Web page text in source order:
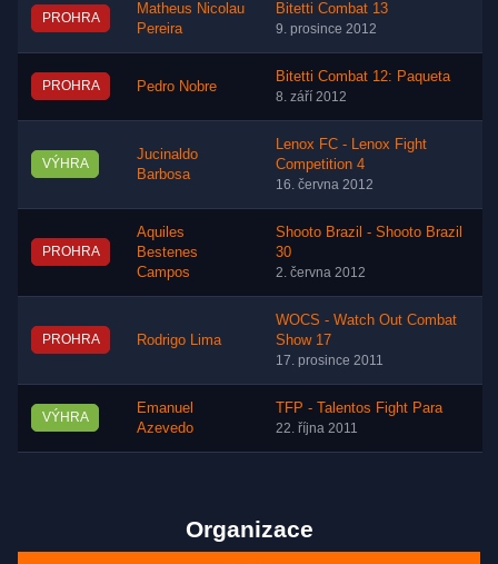
PROHRA
Matheus Nicolau
Pereira
Bitetti Combat 13
9. prosince 2012
PROHRA Pedro Nobre
Bitetti Combat 12: Paqueta
8. září 2012
VÝHRA
Jucinaldo
Barbosa
Lenox FC - Lenox Fight
Competition 4
16. června 2012
PROHRA
Aquiles
Bestenes
Campos
Shooto Brazil - Shooto Brazil
30
2. června 2012
PROHRA Rodrigo Lima
WOCS - Watch Out Combat
Show 17
17. prosince 2011
VÝHRA
Emanuel
Azevedo
TFP - Talentos Fight Para
22. října 2011
Organizace